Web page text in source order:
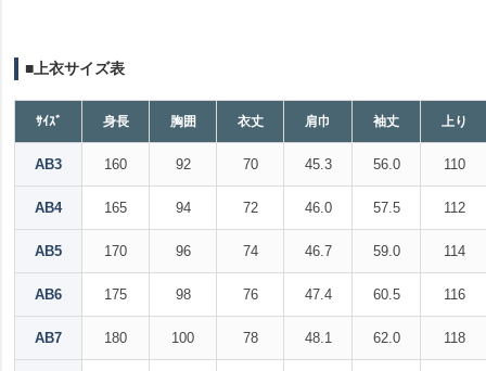
■上衣サイズ表
ｻｲｽﾞ 身長 胸囲 衣丈 肩巾 袖丈 上り
AB3 160 92 70 45.3 56.0 110
AB4 165 94 72 46.0 57.5 112
AB5 170 96 74 46.7 59.0 114
AB6 175 98 76 47.4 60.5 116
AB7 180 100 78 48.1 62.0 118